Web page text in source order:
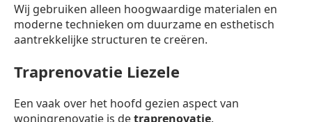
Wij gebruiken alleen hoogwaardige materialen en
moderne technieken om duurzame en esthetisch
aantrekkelijke structuren te creëren.
Traprenovatie Liezele
Een vaak over het hoofd gezien aspect van
woningrenovatie is detraprenovatie.